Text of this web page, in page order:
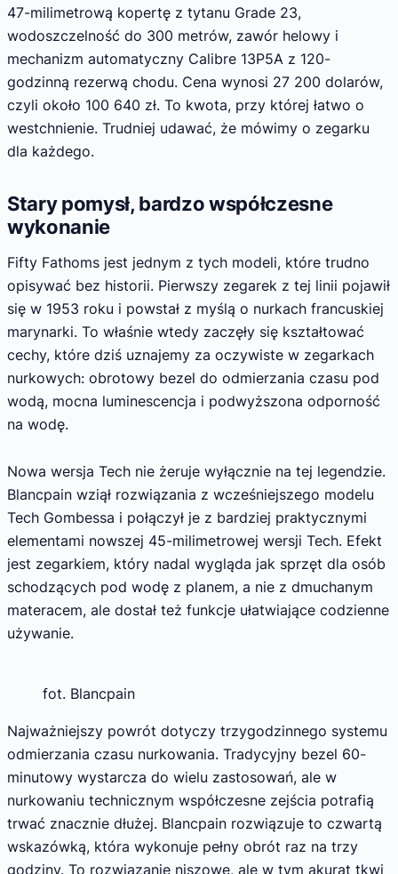
47-milimetrową kopertę z tytanu Grade 23,
wodoszczelność do 300 metrów, zawór helowy i
mechanizm automatyczny Calibre 13P5A z 120-
godzinną rezerwą chodu. Cena wynosi 27 200 dolarów,
czyli około 100 640 zł. To kwota, przy której łatwo o
westchnienie. Trudniej udawać, że mówimy o zegarku
dla każdego.
Stary pomysł, bardzo współczesne
wykonanie
Fifty Fathoms jest jednym z tych modeli, które trudno
opisywać bez historii. Pierwszy zegarek z tej linii pojawił
się w 1953 roku i powstał z myślą o nurkach francuskiej
marynarki. To właśnie wtedy zaczęły się kształtować
cechy, które dziś uznajemy za oczywiste w zegarkach
nurkowych: obrotowy bezel do odmierzania czasu pod
wodą, mocna luminescencja i podwyższona odporność
na wodę.
Nowa wersja Tech nie żeruje wyłącznie na tej legendzie.
Blancpain wziął rozwiązania z wcześniejszego modelu
Tech Gombessa i połączył je z bardziej praktycznymi
elementami nowszej 45-milimetrowej wersji Tech. Efekt
jest zegarkiem, który nadal wygląda jak sprzęt dla osób
schodzących pod wodę z planem, a nie z dmuchanym
materacem, ale dostał też funkcje ułatwiające codzienne
używanie.
fot. Blancpain
Najważniejszy powrót dotyczy trzygodzinnego systemu
odmierzania czasu nurkowania. Tradycyjny bezel 60-
minutowy wystarcza do wielu zastosowań, ale w
nurkowaniu technicznym współczesne zejścia potrafią
trwać znacznie dłużej. Blancpain rozwiązuje to czwartą
wskazówką, która wykonuje pełny obrót raz na trzy
godziny. To rozwiązanie niszowe, ale w tym akurat tkwi